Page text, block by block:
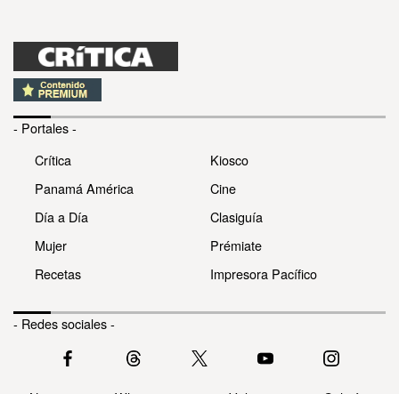
- Portales -
Crítica
Panamá América
Día a Día
Mujer
Recetas
Kiosco
Cine
Clasiguía
Prémiate
Impresora Pacífico
- Redes sociales -